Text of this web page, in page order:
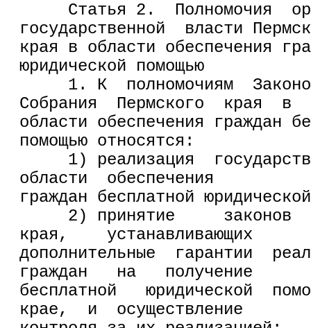
Статья 2.  Полномочия
государственной  власти
края в области обеспечения
юридической помощью
1. К  полномочиям
Собрания  Пермского  края  в
области обеспечения граждан
помощью относятся:
1) реализация
области  обеспечения
граждан бесплатной
2) принятие     законов
края,    устанавливающих
дополнительные  гарантии
граждан   на   получение
бесплатной   юридической
крае,  и  осуществление